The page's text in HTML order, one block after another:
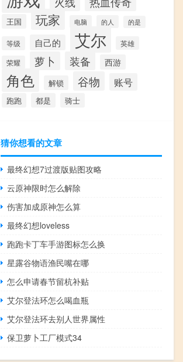
王国 玩家 电脑 的人 的是
等级 自己的 艾尔
英雄
荣耀
萝卜 装备 西游
角色 解锁 谷物 账号
跑跑 都是 骑士
猜你想看的文章
最终幻想7过渡版贴图攻略
云原神限时怎么解除
伤害加成原神怎么算
最终幻想loveless
跑跑卡丁车手游图标怎么换
星露谷物语渔民嘴在哪
怎么申请春节留杭补贴
艾尔登法环怎么喝血瓶
艾尔登法环去别人世界属性
保卫萝卜工厂模式34